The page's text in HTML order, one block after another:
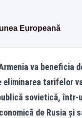
Europeană
va beneficia
eliminarea tarifelor
sovietică, într-
de Rusia și